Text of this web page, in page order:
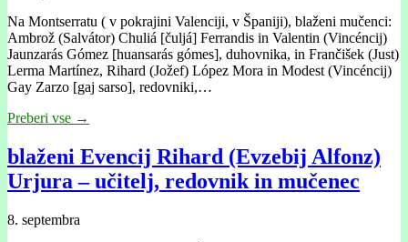
Na Montserratu ( v pokrajini Valenciji, v Španiji), blaženi mučenci:
Ambrož (Salvátor) Chuliá [čuljá] Ferrandis in Valentin (Vincéncij)
Jaunzarás Gómez [huansarás gómes], duhovnika, in Frančišek (Just)
Lerma Martínez, Rihard (Jožef) López Mora in Modest (Vincéncij)
Gay Zarzo [gaj sarso], redovniki,…
Preberi vse →
blaženi Evencij Rihard (Evzebij Alfonz)
Urjura – učitelj, redovnik in mučenec
8. septembra